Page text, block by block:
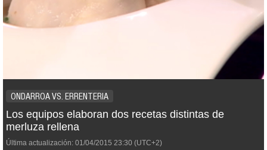
ONDARROA VS. ERRENTERIA
Los equipos elaboran dos recetas distintas de
merluza rellena
Última actualización: 01/04/2015 23:30 (UTC+2)